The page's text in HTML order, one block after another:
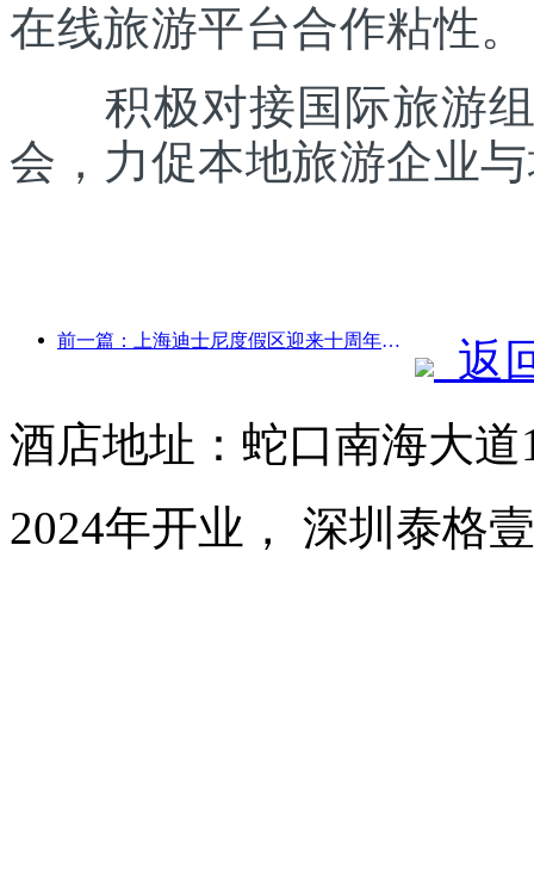
在线旅游平台合作粘性。
积极对接国际旅游组
会，力促本地旅游企业
前一篇：上海迪士尼度假区迎来十周年，累计接待游客超1亿人次
返
酒店地址：蛇口南海大
2024年开业， 深圳泰